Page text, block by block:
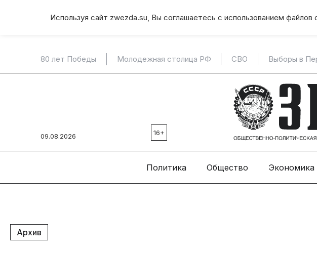
Используя сайт zwezda.su, Вы соглашаетесь с использованием файлов
80 лет Победы Молодежная столица РФ СВО Выборы в
09.08.2026 16+
Политика Общество Экономика
Архив